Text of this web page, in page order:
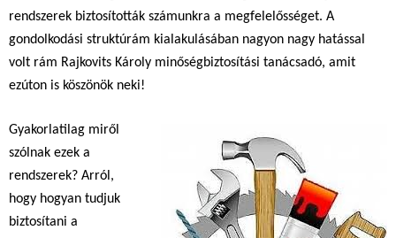
rendszerek biztosították számunkra a megfelelősséget. A
gondolkodási struktúrám kialakulásában nagyon nagy hatással
volt rám Rajkovits Károly minőségbiztosítási tanácsadó, amit
ezúton is köszönök neki!
Gyakorlatilag miről
szólnak ezek a
rendszerek? Arról,
hogy hogyan tudjuk
biztosítani a